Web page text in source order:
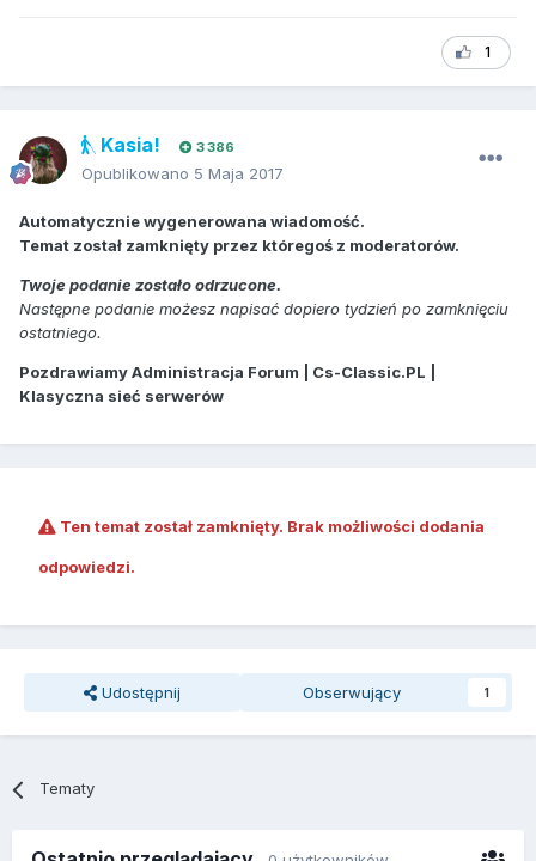
1
Kasia! 3 386
Opublikowano 5 Maja 2017
Automatycznie wygenerowana wiadomość.
Temat został zamknięty przez któregoś z moderatorów.
Twoje podanie zostało odrzucone.
Następne podanie możesz napisać dopiero tydzień po zamknięciu
ostatniego.
Pozdrawiamy Administracja Forum | Cs-Classic.PL |
Klasyczna sieć serwerów
Ten temat został zamknięty. Brak możliwości dodania
odpowiedzi.
Udostępnij Obserwujący 1
Tematy